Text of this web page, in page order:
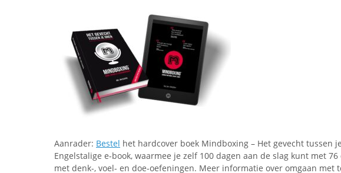
Aanrader: Bestel het hardcover boek Mindboxing – Het gevecht tussen
Engelstalige e-book, waarmee je zelf 100 dagen aan de slag kunt met
met denk-, voel- en doe-oefeningen. Meer informatie over omgaan met